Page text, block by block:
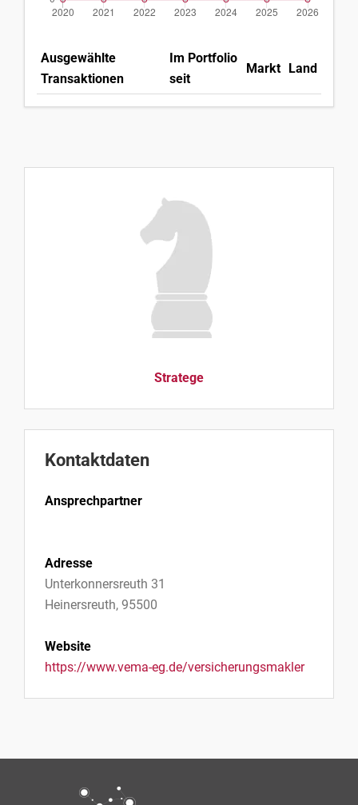
Ausgewählte
Transaktionen
Im Portfolio
seit
Markt Land
Stratege
Kontaktdaten
Ansprechpartner
Adresse
Unterkonnersreuth 31
Heinersreuth, 95500
Website
https://www.vema-eg.de/versicherungsmakler